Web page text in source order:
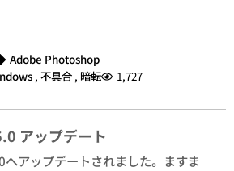
Adobe Photoshop
, 不具合 , 暗転 1,727
アップデート
アップデートされました。ますま